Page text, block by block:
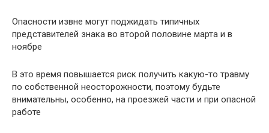
Опасности извне могут поджидать типичных
представителей знака во второй половине марта и в
ноябре
В это время повышается риск получить какую-то травму
по собственной неосторожности, поэтому будьте
внимательны, особенно, на проезжей части и при опасной
работе